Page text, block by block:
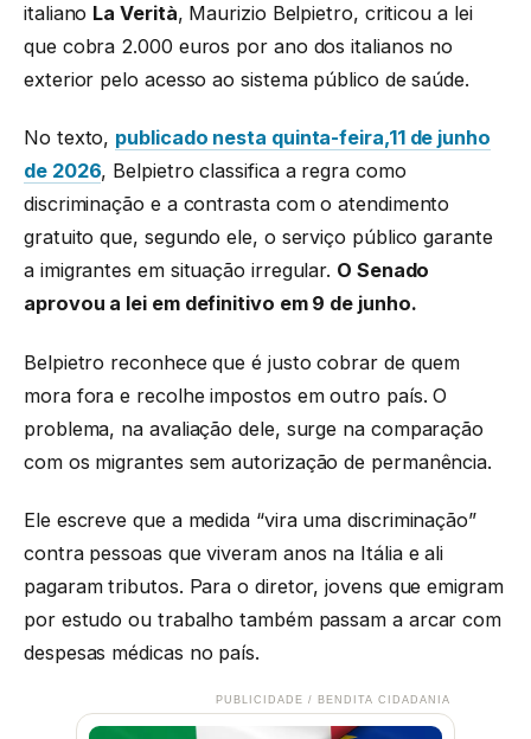
italiano La Verità, Maurizio Belpietro, criticou a lei
que cobra 2.000 euros por ano dos italianos no
exterior pelo acesso ao sistema público de saúde.
No texto, publicado nesta quinta-feira,11 de junho
de 2026, Belpietro classifica a regra como
discriminação e a contrasta com o atendimento
gratuito que, segundo ele, o serviço público garante
a imigrantes em situação irregular. O Senado
aprovou a lei em definitivo em 9 de junho.
Belpietro reconhece que é justo cobrar de quem
mora fora e recolhe impostos em outro país. O
problema, na avaliação dele, surge na comparação
com os migrantes sem autorização de permanência.
Ele escreve que a medida “vira uma discriminação”
contra pessoas que viveram anos na Itália e ali
pagaram tributos. Para o diretor, jovens que emigram
por estudo ou trabalho também passam a arcar com
despesas médicas no país.
PUBLICIDADE / BENDITA CIDADANIA